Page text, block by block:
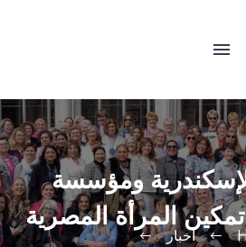
ومؤسسة
المرأة المصرية
اخبار